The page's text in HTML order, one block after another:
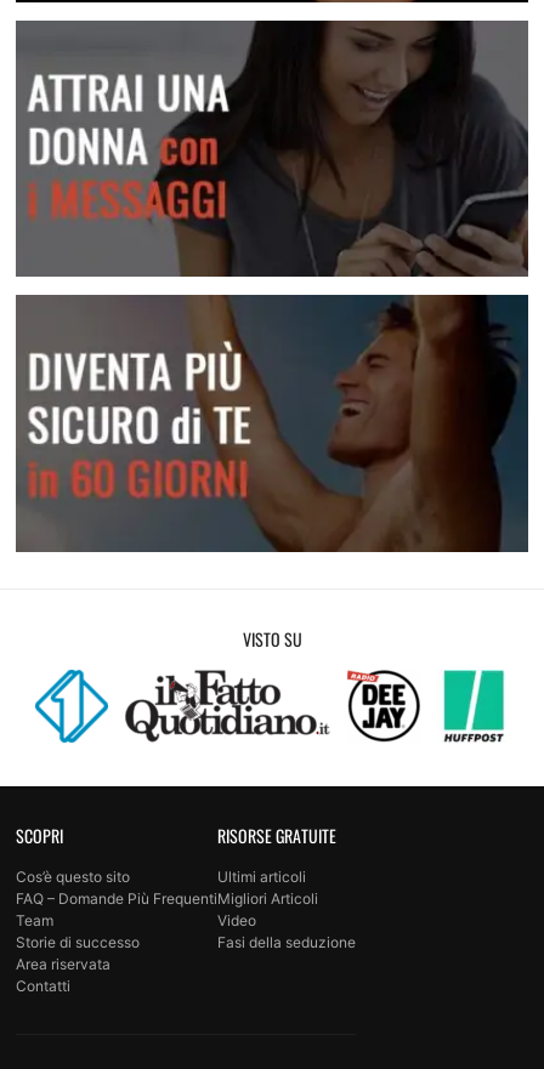
Crea attrazione in pochi secondi
Attrai una donna con i messaggi
VISTO SU
SCOPRI
Cos’è questo sito
FAQ – Domande Più Frequenti
Team
Storie di successo
Area riservata
Contatti
RISORSE GRATUITE
Ultimi articoli
Migliori Articoli
Video
Fasi della seduzione